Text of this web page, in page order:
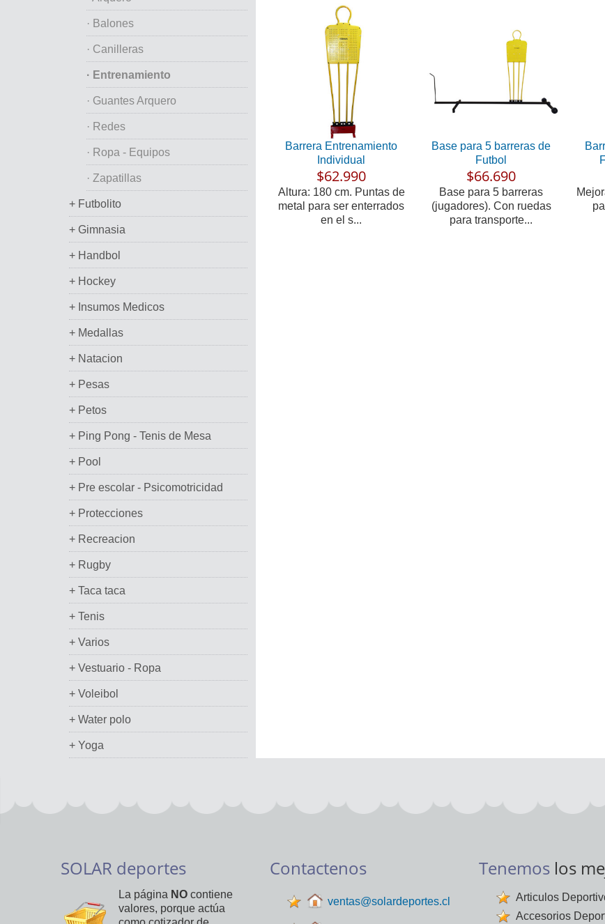
· Balones
· Canilleras
· Entrenamiento
· Guantes Arquero
· Redes
· Ropa - Equipos
· Zapatillas
+ Futbolito
+ Gimnasia
+ Handbol
+ Hockey
+ Insumos Medicos
+ Medallas
+ Natacion
+ Pesas
+ Petos
+ Ping Pong - Tenis de Mesa
+ Pool
+ Pre escolar - Psicomotricidad
+ Protecciones
+ Recreacion
+ Rugby
+ Taca taca
+ Tenis
+ Varios
+ Vestuario - Ropa
+ Voleibol
+ Water polo
+ Yoga
Barrera Entrenamiento
Individual
$62.990
Altura: 180 cm. Puntas de
metal para ser enterrados
en el s...
Base para 5 barreras de
Futbol
$66.690
Base para 5 barreras
(jugadores). Con ruedas
para transporte...
SOLAR deportes
La página NO contiene
valores, porque actúa
Contactenos
ventas@solardeportes.cl
Tenemos los
Articulos
Accesorios